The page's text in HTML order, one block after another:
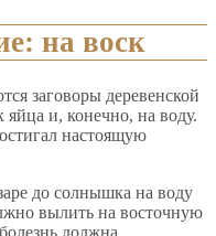
на воск
заговоры деревенской
и, конечно, на воду.
настоящую
до солнышка на воду
вылить на восточную
должна